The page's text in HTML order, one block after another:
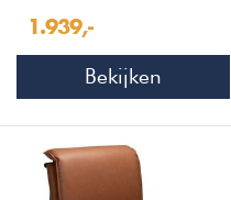
1.939,-
Bekijken